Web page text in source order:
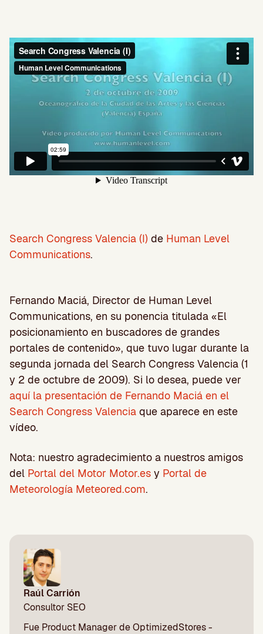
Search Congress Valencia (I) de Human Level
Communications.
Fernando Maciá, Director de Human Level
Communications, en su ponencia titulada «El
posicionamiento en buscadores de grandes
portales de contenido», que tuvo lugar durante la
segunda jornada del Search Congress Valencia (1
y 2 de octubre de 2009). Si lo desea, puede ver
aquí la presentación de Fernando Maciá en el
Search Congress Valencia que aparece en este
vídeo.
Nota: nuestro agradecimiento a nuestros amigos
del Portal del Motor Motor.es y Portal de
Meteorología Meteored.com.
Raúl Carrión
Consultor SEO
Fue Product Manager de OptimizedStores -